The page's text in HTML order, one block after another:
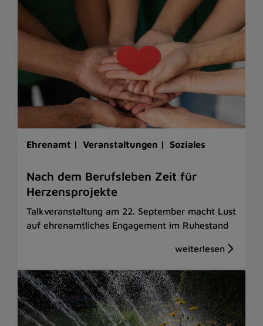
Ehrenamt | Veranstaltungen | Soziales
Nach dem Berufsleben Zeit für
Herzensprojekte
Talkveranstaltung am 22. September macht Lust
auf ehrenamtliches Engagement im Ruhestand